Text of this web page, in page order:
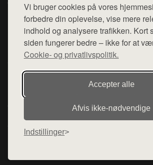
Vi bruger cookies på vores
forbedre din oplevelse, vise mere
indhold og analysere trafikken. Kort
siden fungerer bedre – ikke for at
Cookie- og privatlivspolitik.
Accepter alle
Afvis ikke‑nødvendige
Indstillinger
Top Rabatter
Kontakt
Mail:
Cookie-
Denne side er en del af want.dk, der
hjemmesider med præsentation af
diverse webshops. Der sælges ikke varer fra
henviser til de shops, som sælger varen. Vi
varerne på lager.